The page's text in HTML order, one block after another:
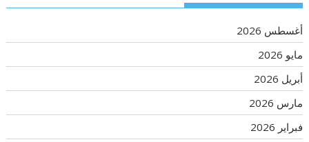
أغسطس 2026
مايو 2026
أبريل 2026
مارس 2026
فبراير 2026